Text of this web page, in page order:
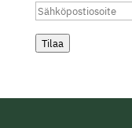
Sähköpostiosoite
Tilaa